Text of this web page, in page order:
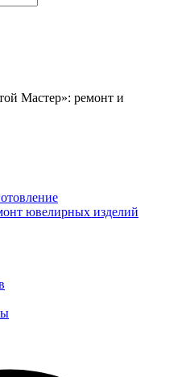
Мастер»: ремонт и
ювелирных изделий